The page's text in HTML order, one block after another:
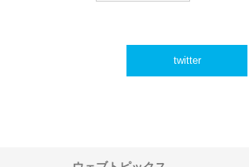
twitter